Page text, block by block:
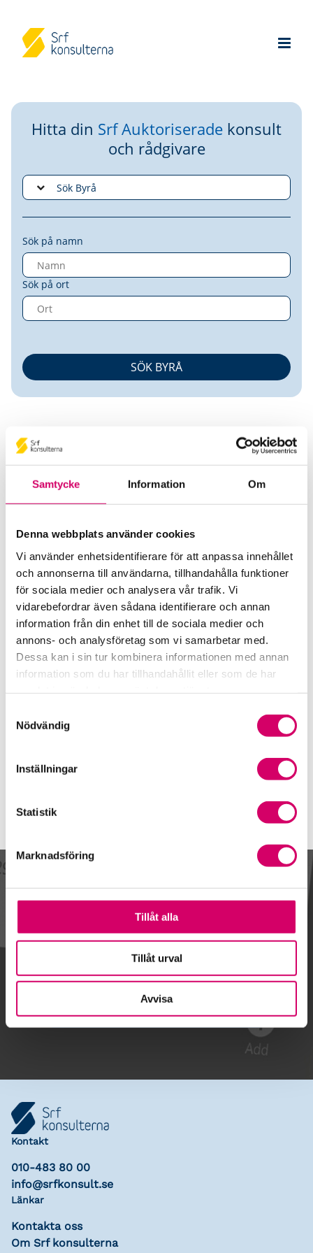
Samtycke Information Om
Denna webbplats använder cookies
Vi använder enhetsidentifierare för att anpassa innehållet
och annonserna till användarna, tillhandahålla funktioner
för sociala medier och analysera vår trafik. Vi
vidarebefordrar även sådana identifierare och annan
information från din enhet till de sociala medier och
annons- och analysföretag som vi samarbetar med.
Dessa kan i sin tur kombinera informationen med annan
information som du har tillhandahållit eller som de har
Nödvändig
Inställningar
Statistik
Marknadsföring
Tillåt alla
Tillåt urval
Avvisa
Hitta din Srf Auktoriserade konsult
och rådgivare
Sök på namn
Sök på ort
Robert Lindholm
Auktoriserad Redovisningskonsult
Certifierad Affärsrådgivare
Klara Consulting Västerås AB
Stockholm
Telefon
021-38 05 00
Mobiltelefon
Skicka e-post
Kalendarium
Gå till kalendariet
Lägg till i kalender
Kontakt
010-483 80 00
info@srfkonsult.se
Länkar
Kontakta oss
Om Srf konsulterna